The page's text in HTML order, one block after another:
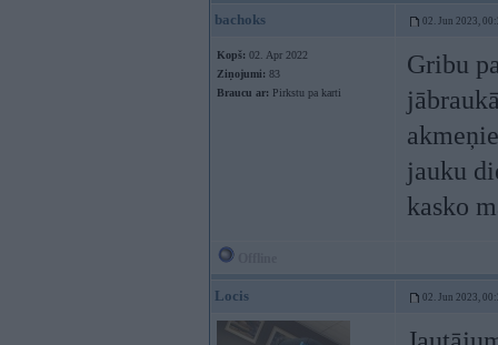
bachoks 02. Jun 2023,
Kopš: 02. Apr 2022
Ziņojumi: 83
Braucu ar: Pirkstu pa karti
Gribu
jauku
kasko
Locis 02. Jun 2023,